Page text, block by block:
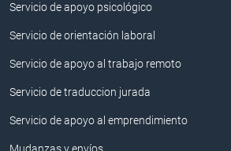
Servicio de apoyo psicológico
Servicio de orientación laboral
Servicio de apoyo al trabajo remoto
Servicio de traduccion jurada
Servicio de apoyo al emprendimiento